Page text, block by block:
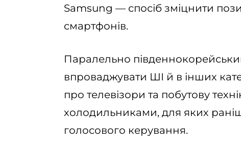
Samsung — спосіб зміцнити
смартфонів.
Паралельно
впроваджувати ШІ й в інших
про телевізори та побутову
холодильниками, для яких
голосового керування.